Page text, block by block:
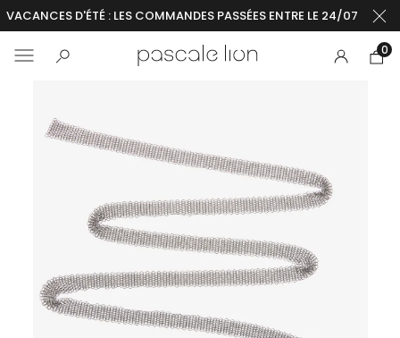
VACANCES D'ÉTÉ : LES COMMANDES PASSÉES ENTRE LE 24/07 ET
0